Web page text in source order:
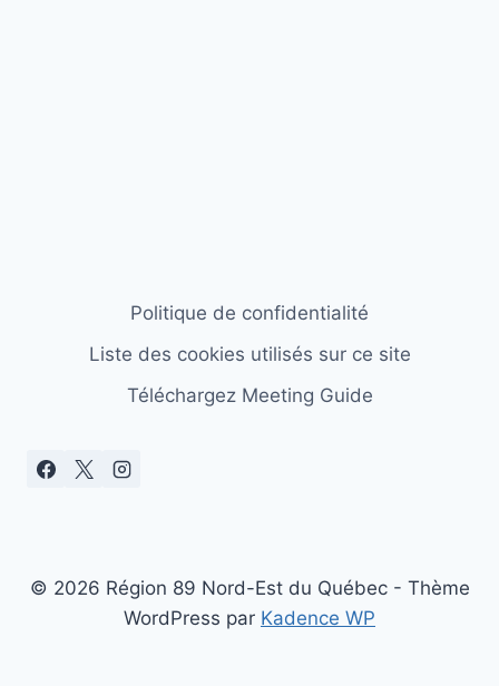
Politique de confidentialité
Liste des cookies utilisés sur ce site
Téléchargez Meeting Guide
© 2026 Région 89 Nord-Est du Québec - Thème
WordPress par Kadence WP